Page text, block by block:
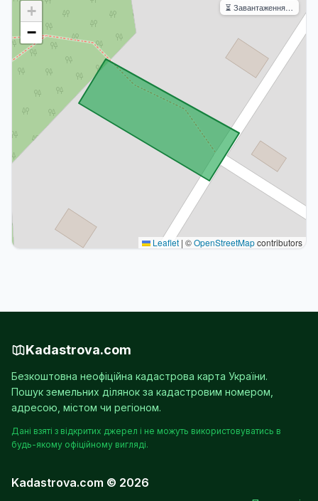
+
−
⏳ Завантаження…
Leaflet | ©OpenStreetMapcontributors
Kadastrova.com
Безкоштовна неофіційна кадастрова карта України.
Пошук земельних ділянок за кадастровим номером,
адресою, містом чи регіоном.
Дані взяті з відкритих джерел і не можуть використовуватись в
будь-якому офіційному вигляді.
Kadastrova.com © 2026